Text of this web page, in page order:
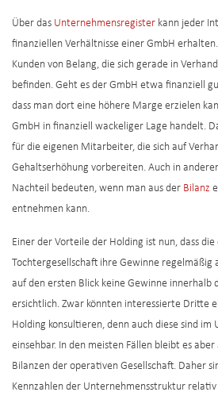
Über das Unternehmensregister kann jeder
finanziellen Verhältnisse einer GmbH
Kunden von Belang, die sich gerade in
befinden. Geht es der GmbH etwa finanziell
dass man dort eine höhere Marge erzielen
GmbH in finanziell wackeliger Lage handelt.
für die eigenen Mitarbeiter, die sich auf
Gehaltserhöhung vorbereiten. Auch in
Nachteil bedeuten, wenn man aus der Bilanz
entnehmen kann.
Einer der Vorteile der Holding ist nun, dass
Tochtergesellschaft ihre Gewinne regelmäßig
auf den ersten Blick keine Gewinne innerhalb
ersichtlich. Zwar könnten interessierte Dritte
Holding konsultieren, denn auch diese sind
einsehbar. In den meisten Fällen bleibt es
Bilanzen der operativen Gesellschaft. Daher
Kennzahlen der Unternehmensstruktur